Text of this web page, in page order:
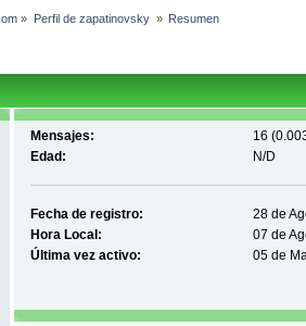
» Perfil de zapatinovsky » Resumen
Mensajes:
16
Edad:
N/D
Fecha de registro:
28 de
Hora Local:
07 de
Última vez activo:
05 de